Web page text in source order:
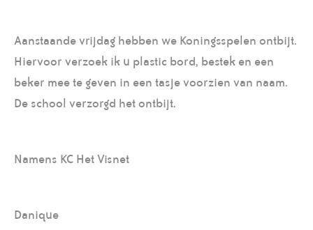
Aanstaande vrijdag hebben we Koningsspelen ontbijt.
Hiervoor verzoek ik u plastic bord, bestek en een
beker mee te geven in een tasje voorzien van naam.
De school verzorgd het ontbijt.
Namens KC Het Visnet
Danique